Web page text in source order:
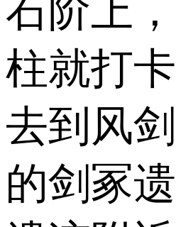
石阶上
柱就打
去到风
的剑冢